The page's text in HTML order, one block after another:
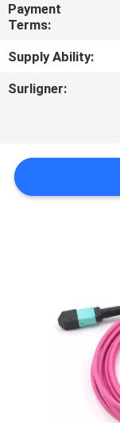
PLAN
DU
SITE
PRIVACY
POLICY
Payment
Terms:
Supply Ability:
Surligner: